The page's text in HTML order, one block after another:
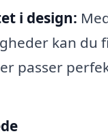
i design:
kan du
passer